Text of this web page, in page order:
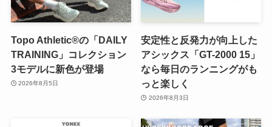
Topo Athletic®の「DAILY
TRAINING」コレクション
3モデルに新色が登場
2026年8月5日
安定性と反発力が向上した
アシックス「GT-2000 15」
なら毎日のランニングがも
っと楽しく
2026年8月3日